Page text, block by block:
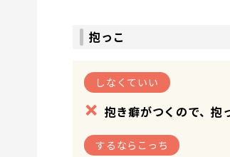
抱っこ
しなくていい
× 抱き癖がつくので、抱
するならこっち